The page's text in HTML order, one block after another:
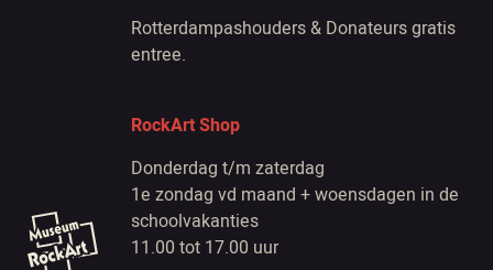
Rotterdampashouders & Donateurs gratis
entree.
RockArt Shop
Donderdag t/m zaterdag
1e zondag vd maand + woensdagen in de
schoolvakanties
11.00 tot 17.00 uur